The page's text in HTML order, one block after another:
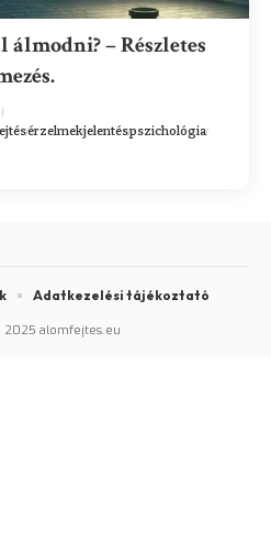
– Részletes
érzelmekjelentéspszichológia
2025 alomfejtes.eu
Adatkezelési tájékoztató